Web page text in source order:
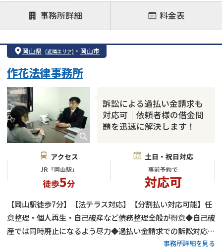
借金返済相談・交渉
自己破産
任意整理
個人再生
時効援用
会社破産・法人破産
カードローン
事務所詳細 料金表
岡山県 (近隣エリア) ・ 岡山市
訴訟による過払い金請求も
対応可｜依頼者様の借金問
題を迅速に解決します！
作花法律事務所
アクセス
JR「岡山駅」
徒歩5分
土日・祝日対応
事前予約で
対応可
【岡山駅徒歩7分】【法テラス対応】【分割払い対応可能】任
意整理・個人再生・自己破産など債務整理全般が得意◆自己破
産では同時廃止になるよう尽力◆過払い金請求での訴訟対応も
可能◆電話・メール・オンラインでの相談も受付中◆依頼者様
事務所詳細を見る